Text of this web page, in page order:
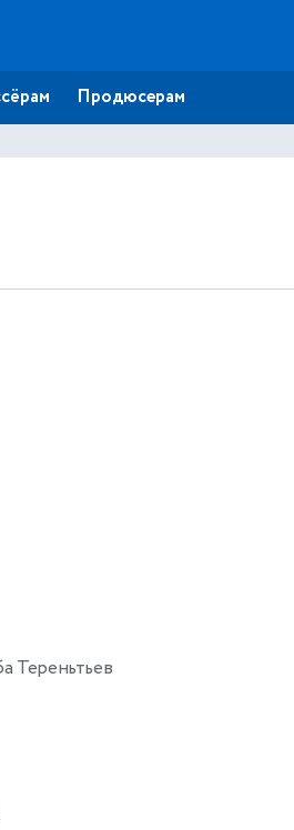
Продюсерам
Тереньтьев